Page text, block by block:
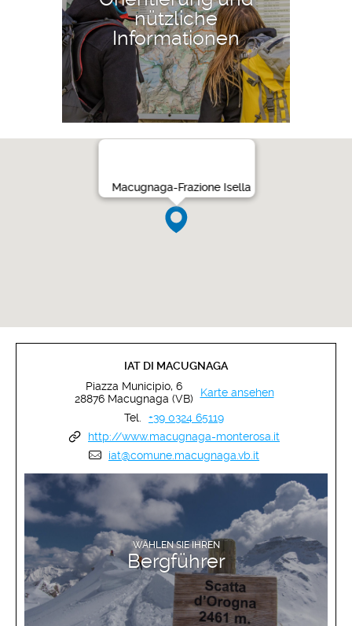
nützliche
Informationen
Macugnaga-Frazione Isella
WÄHLEN SIE IHREN
Bergführer
MEHR ERFAHREN
IAT DI MACUGNAGA
Piazza Municipio, 6
28876 Macugnaga (VB)
Karte ansehen
Tel.
+39 0324 65119
http://www.macugnaga-monterosa.it
iat@comune.macugnaga.vb.it